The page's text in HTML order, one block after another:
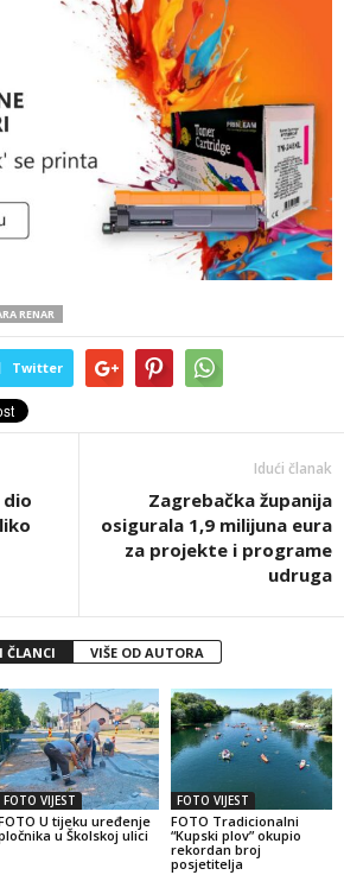
RENAR
Twitter
Idući članak
Zagrebačka županija
osigurala 1,9 milijuna eura
za projekte i programe
udruga
ČLANCI VIŠE OD AUTORA
FOTO VIJEST
U tijeku uređenje
u Školskoj ulici
FOTO VIJEST
FOTO Tradicionalni
“Kupski plov” okupio
rekordan broj
posjetitelja